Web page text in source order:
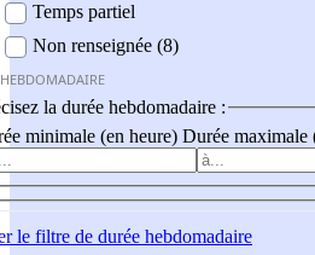
Temps partiel
Non renseignée (8)
la durée hebdomadaire :
minimale (en heure) Durée maximale
le filtre de durée hebdomadaire